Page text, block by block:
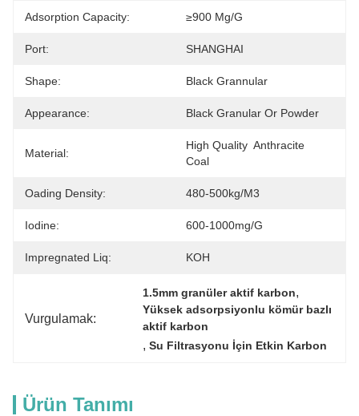
Adsorption Capacity: ≥900 Mg/g
Port: SHANGHAI
Shape: Black Grannular
Appearance: Black Granular Or Powder
Material:
High Quality  Anthracite
Coal
Oading Density: 480-500kg/m3
Iodine: 600-1000mg/g
Impregnated Liq: KOH
Vurgulamak:
1.5mm granüler aktif karbon,
Yüksek adsorpsiyonlu kömür bazlı
aktif karbon
, Su Filtrasyonu İçin Etkin Karbon
Ürün Tanımı